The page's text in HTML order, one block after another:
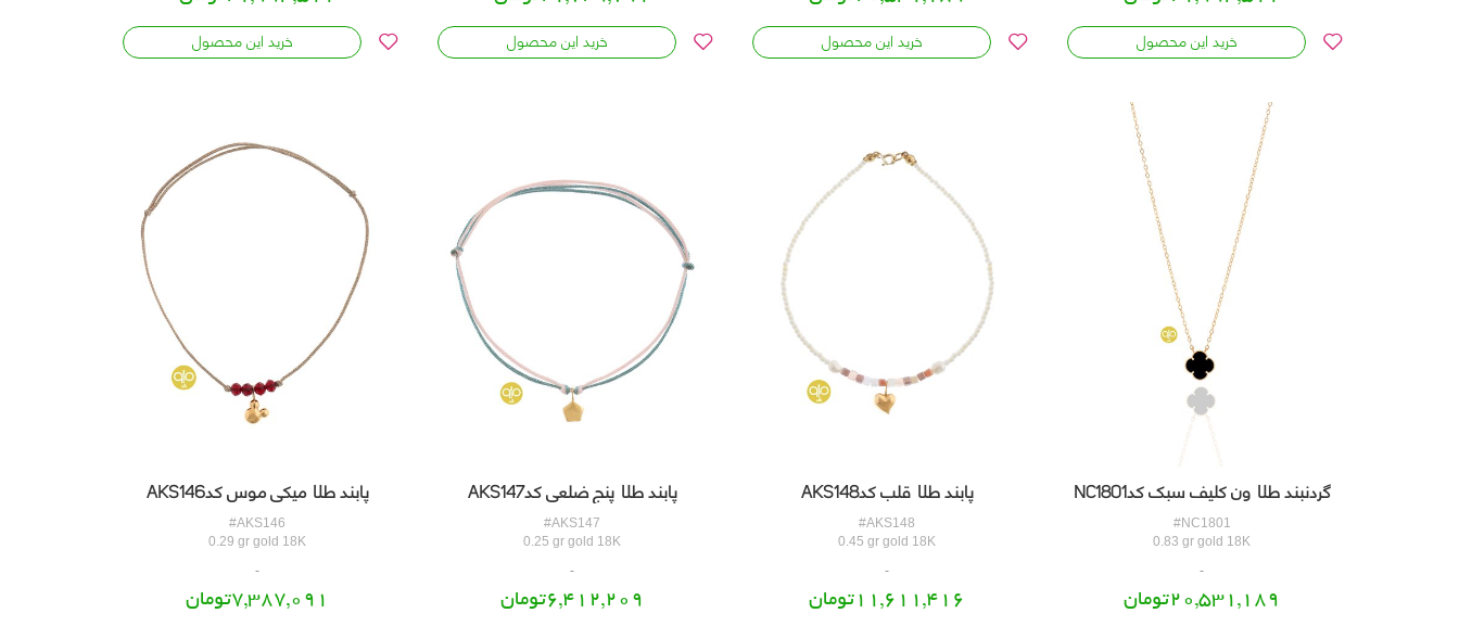
خرید این محصول خرید این محصول خرید این محصول خرید این محصول
گردنبند طلا ون کلیف سبک کدNC1801
#NC1801
0.83 gr gold 18K
20,531,189تومان
پابند طلا قلب کدAKS148
#AKS148
0.45 gr gold 18K
11,611,416تومان
پابند طلا پنج ضلعی کدAKS147
#AKS147
0.25 gr gold 18K
6,412,209تومان
پابند طلا میکی موس کدAKS146
#AKS146
0.29 gr gold 18K
7,387,091تومان